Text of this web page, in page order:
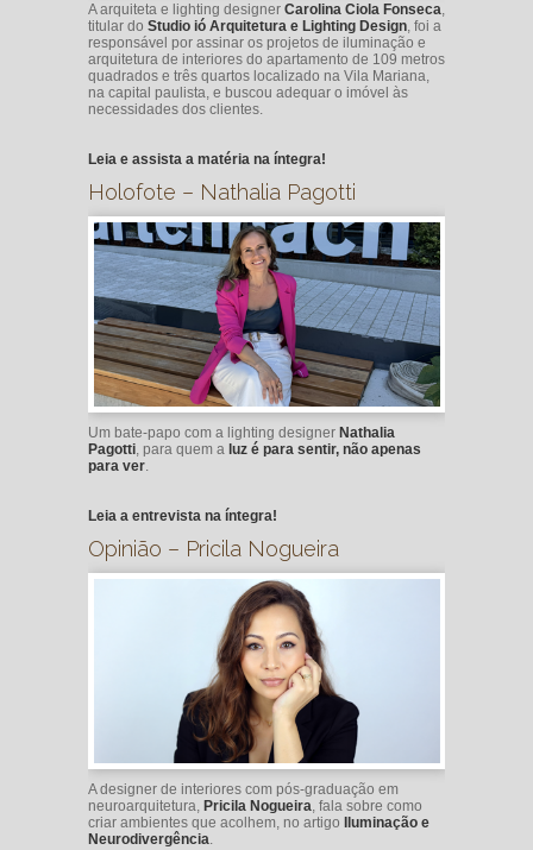
A arquiteta e lighting designer Carolina Ciola Fonseca,
titular do Studio ió Arquitetura e Lighting Design, foi a
responsável por assinar os projetos de iluminação e
arquitetura de interiores do apartamento de 109 metros
quadrados e três quartos localizado na Vila Mariana,
na capital paulista, e buscou adequar o imóvel às
necessidades dos clientes.
Leia e assista a matéria na íntegra!
Holofote – Nathalia Pagotti
Um bate-papo com a lighting designer Nathalia
Pagotti, para quem a luz é para sentir, não apenas
para ver.
Leia a entrevista na íntegra!
Opinião – Pricila Nogueira
A designer de interiores com pós-graduação em
neuroarquitetura, Pricila Nogueira, fala sobre como
criar ambientes que acolhem, no artigo
Iluminação e
Neurodivergência.